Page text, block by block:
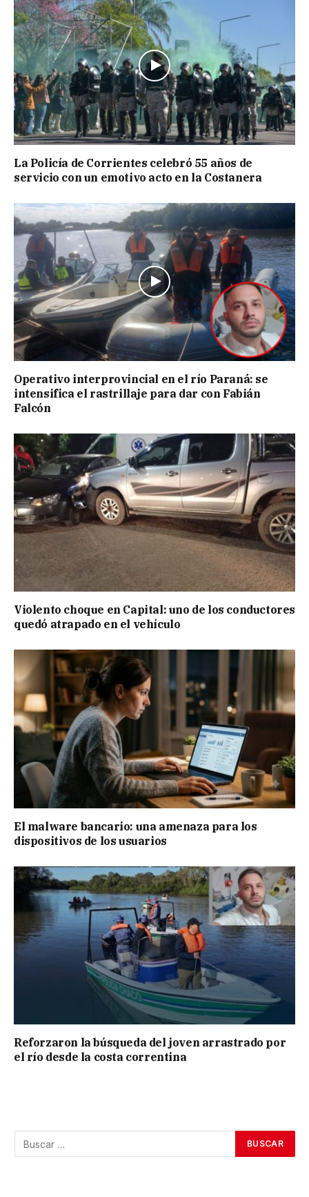
La Policía de Corrientes celebró 55 años de
servicio con un emotivo acto en la Costanera
Operativo interprovincial en el río Paraná: se
intensifica el rastrillaje para dar con Fabián
Falcón
Violento choque en Capital: uno de los conductores
quedó atrapado en el vehículo
El malware bancario: una amenaza para los
dispositivos de los usuarios
Reforzaron la búsqueda del joven arrastrado por
el río desde la costa correntina